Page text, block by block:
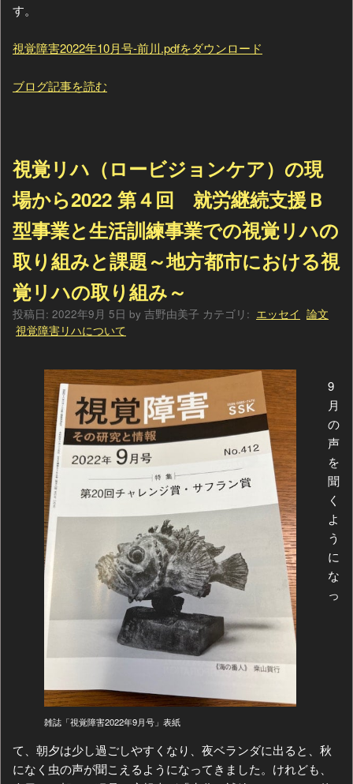
す。
視覚障害2022年10月号-前川.pdfをダウンロード
ブログ記事を読む
視覚リハ（ロービジョンケア）の現
場から2022 第４回 就労継続支援Ｂ
型事業と生活訓練事業での視覚リハの
取り組みと課題～地方都市における視
覚リハの取り組み～
投稿日: 2022年9月 5日 by 吉野由美子 カテゴリ: エッセイ 論文
視覚障害リハについて
雑誌「視覚障害2022年9月号」表紙
9
月
の
声
を
聞
く
よ
う
に
な
っ
て、朝夕は少し過ごしやすくなり、夜ベランダに出ると、秋
になく虫の声が聞こえるようになってきました。けれども、